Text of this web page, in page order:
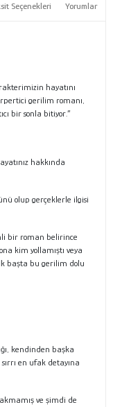
Seçenekleri Yorumlar
hayatını
gerilim romanı,
bir sonla bitiyor.”
hakkında
olup gerçeklerle ilgisi
bir roman belirince
kim yollamıştı veya
başta bu gerilim dolu
kendinden başka
en ufak detayına
ve şimdi de